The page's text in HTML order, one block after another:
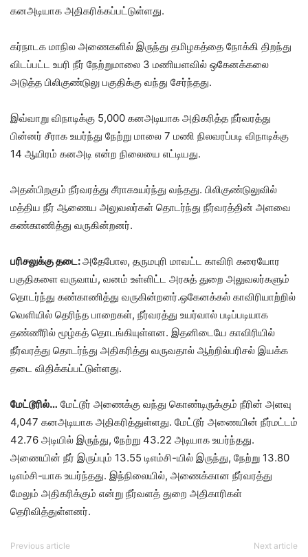
கனஅடியாக அதிகரிக்கப்பட்டுள்ளது.
கர்நாடக மாநில அணைகளில் இருந்து தமிழகத்தை நோக்கி திறந்து
விடப்பட்ட உபரி நீர் நேற்றுமாலை 3 மணியளவில் ஒகேனக்கலை
அடுத்த பிலிகுண்டுலு பகுதிக்கு வந்து சேர்ந்தது.
இவ்வாறு விநாடிக்கு 5,000 கனஅடியாக அதிகரித்த நீர்வரத்து
பின்னர் சீராக உயர்ந்து நேற்று மாலை 7 மணி நிலவரப்படி விநாடிக்கு
14 ஆயிரம் கனஅடி என்ற நிலையை எட்டியது.
அதன்பிறகும் நீர்வரத்து சீராகஉயர்ந்து வந்தது. பிலிகுண்டுலுவில்
மத்திய நீர் ஆணைய அலுவலர்கள் தொடர்ந்து நீர்வரத்தின் அளவை
கண்காணித்து வருகின்றனர்.
பரிசலுக்கு தடை:அதேபோல, தருமபுரி மாவட்ட காவிரி கரையோர
பகுதிகளை வருவாய், வனம் உள்ளிட்ட அரசுத் துறை அலுவலர்களும்
தொடர்ந்து கண்காணித்து வருகின்றனர்.ஒகேனக்கல் காவிரியாற்றில்
வெளியில் தெரிந்த பாறைகள், நீர்வரத்து உயர்வால் படிப்படியாக
தண்ணீரில் மூழ்கத் தொடங்கியுள்ளன. இதனிடையே காவிரியில்
நீர்வரத்து தொடர்ந்து அதிகரித்து வருவதால் ஆற்றில்பரிசல் இயக்க
தடை விதிக்கப்பட்டுள்ளது.
மேட்டூரில்… மேட்டூர் அணைக்கு வந்து கொண்டிருக்கும் நீரின் அளவு
4,047 கனஅடியாக அதிகரித்துள்ளது. மேட்டூர் அணையின் நீர்மட்டம்
42.76 அடியில் இருந்து, நேற்று 43.22 அடியாக உயர்ந்தது.
அணையின் நீர் இருப்பும் 13.55 டிஎம்சி-யில் இருந்து, நேற்று 13.80
டிஎம்சி-யாக உயர்ந்தது. இந்நிலையில், அணைக்கான நீர்வரத்து
மேலும் அதிகரிக்கும் என்று நீர்வளத் துறை அதிகாரிகள்
தெரிவித்துள்ளனர்.
Previous article Next article